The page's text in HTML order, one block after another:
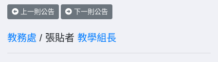
上一則公告 下一則公告
教務處 / 張貼者 教學組長